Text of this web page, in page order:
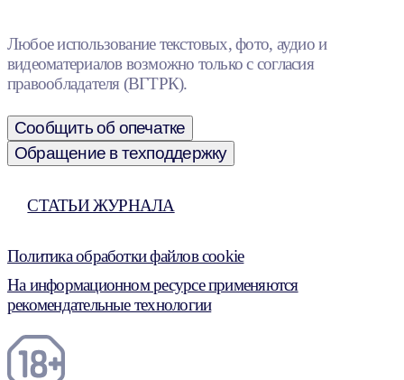
Любое использование текстовых, фото, аудио и
видеоматериалов возможно только с согласия
правообладателя (ВГТРК).
Сообщить об опечатке
Обращение в техподдержку
СТАТЬИ ЖУРНАЛА
Политика обработки файлов cookie
На информационном ресурсе применяются
рекомендательные технологии